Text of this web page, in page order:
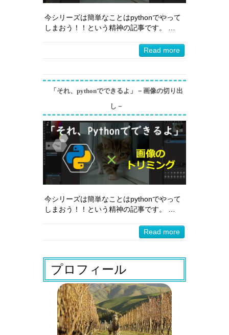
今シリーズは簡単なことはpythonでやって
しまおう！！という精神の記事です。 …
Read more
「それ、pythonでできるよ」－画像の切り出
し－
今シリーズは簡単なことはpythonでやって
しまおう！！という精神の記事です。 …
Read more
プロフィール